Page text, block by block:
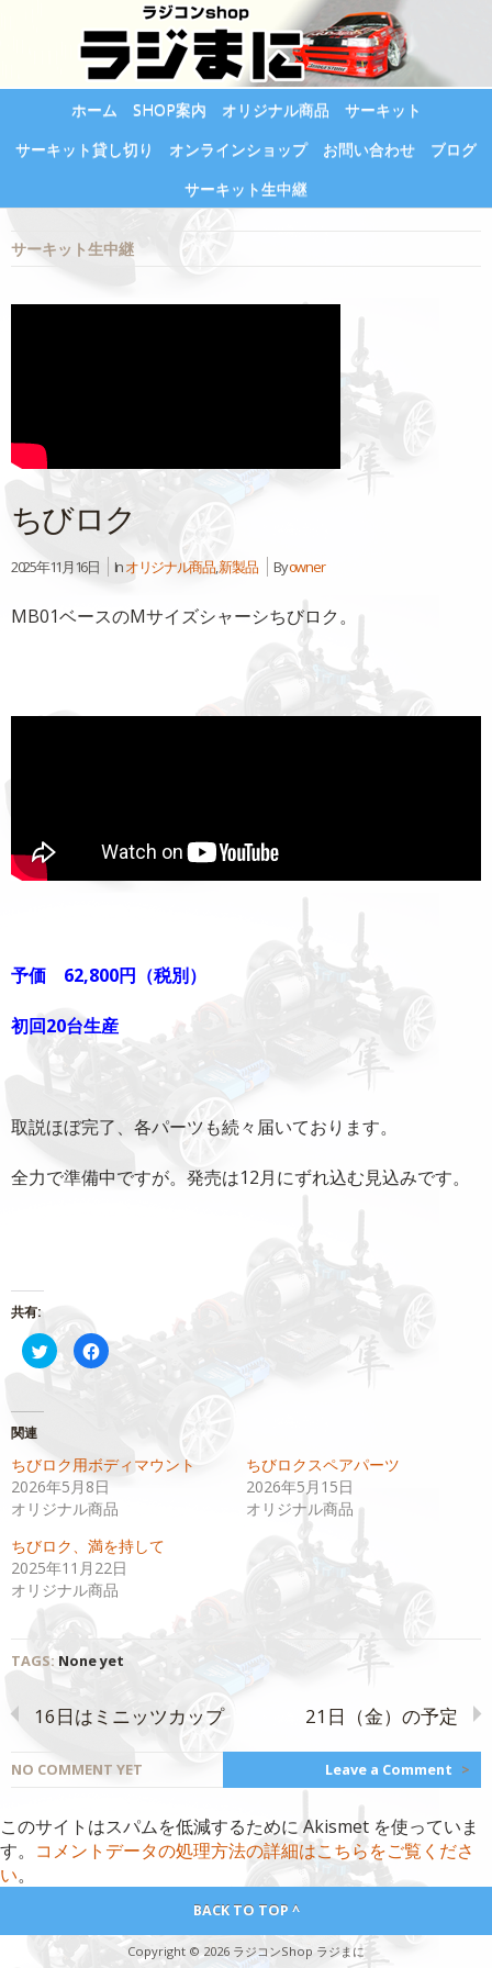
ホーム SHOP案内 オリジナル商品
サーキット
サーキット貸し切り
オンラインショップ お問い合わせ
ブログ
サーキット生中継
サーキット生中継
ちびロク
2025年11月16日 Inオリジナル商品,新製品 Byowner
MB01ベースのMサイズシャーシちびロク。
予価 62,800円（税別）
初回20台生産
取説ほぼ完了、各パーツも続々届いております。
全力で準備中ですが。発売は12月にずれ込む見込みです。
共有:
ク
リ
有
(新
し
い
ウ
ン
ド
ウ
で
開
す)
Facebook
で
共
リ
ッ
ク
し
て
だ
さ
い
(新
し
ィ
ド
き
ま
関連
ちびロク用ボディマウント
2026年5月8日
オリジナル商品
ちびロクスペアパーツ
2026年5月15日
オリジナル商品
ちびロク、満を持して
2025年11月22日
オリジナル商品
TAGS: None yet
16日はミニッツカップ 21日（金）の予定
NO COMMENT YET Leave a Comment >
このサイトはスパムを低減するために Akismet を使っていま
す。 コメントデータの処理方法の詳細はこちらをご覧くださ
い。
BACK TO TOP ^
Copyright © 2026 ラジコンShop ラジまに